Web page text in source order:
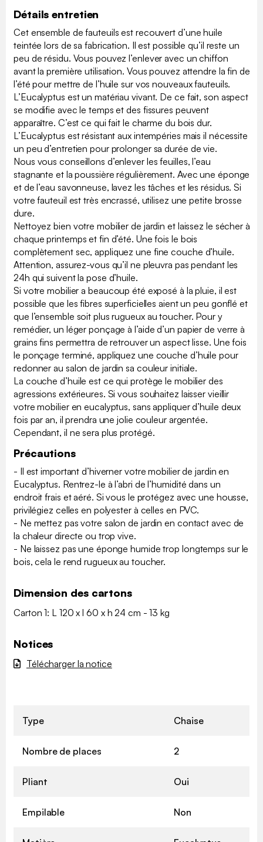
Détails entretien
Cet ensemble de fauteuils est recouvert d’une huile
teintée lors de sa fabrication. Il est possible qu’il reste un
peu de résidu. Vous pouvez l’enlever avec un chiffon
avant la première utilisation. Vous pouvez attendre la fin de
l’été pour mettre de l’huile sur vos nouveaux fauteuils.
L’Eucalyptus est un matériau vivant. De ce fait, son aspect
se modifie avec le temps et des fissures peuvent
apparaître. C’est ce qui fait le charme du bois dur.
L’Eucalyptus est résistant aux intempéries mais il nécessite
un peu d’entretien pour prolonger sa durée de vie.
Nous vous conseillons d’enlever les feuilles, l’eau
stagnante et la poussière régulièrement. Avec une éponge
et de l’eau savonneuse, lavez les tâches et les résidus. Si
votre fauteuil est très encrassé, utilisez une petite brosse
dure.
Nettoyez bien votre mobilier de jardin et laissez le sécher à
chaque printemps et fin d’été. Une fois le bois
complètement sec, appliquez une fine couche d’huile.
Attention, assurez-vous qu’il ne pleuvra pas pendant les
24h qui suivent la pose d’huile.
Si votre mobilier a beaucoup été exposé à la pluie, il est
possible que les fibres superficielles aient un peu gonflé et
que l’ensemble soit plus rugueux au toucher. Pour y
remédier, un léger ponçage à l’aide d’un papier de verre à
grains fins permettra de retrouver un aspect lisse. Une fois
le ponçage terminé, appliquez une couche d’huile pour
redonner au salon de jardin sa couleur initiale.
La couche d’huile est ce qui protège le mobilier des
agressions extérieures. Si vous souhaitez laisser vieillir
votre mobilier en eucalyptus, sans appliquer d’huile deux
fois par an, il prendra une jolie couleur argentée.
Cependant, il ne sera plus protégé.
Précautions
- Il est important d’hiverner votre mobilier de jardin en
Eucalyptus. Rentrez-le à l’abri de l’humidité dans un
endroit frais et aéré. Si vous le protégez avec une housse,
privilégiez celles en polyester à celles en PVC.
- Ne mettez pas votre salon de jardin en contact avec de
la chaleur directe ou trop vive.
- Ne laissez pas une éponge humide trop longtemps sur le
bois, cela le rend rugueux au toucher.
Dimension des cartons
Carton 1: L 120 x l 60 x h 24 cm - 13 kg
Notices
Télécharger la notice
Type Chaise
Nombre de places 2
Pliant Oui
Empilable Non